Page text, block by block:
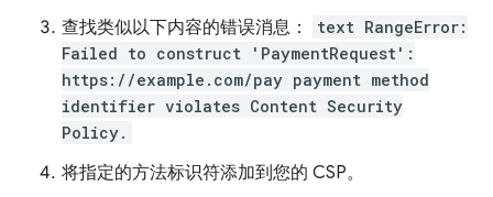
查找类似以下内容的错误消息：
text RangeError:
Failed to construct 'PaymentRequest':
https://example.com/pay payment method
identifier violates Content Security
Policy.
将指定的方法标识符添加到您的 CSP。